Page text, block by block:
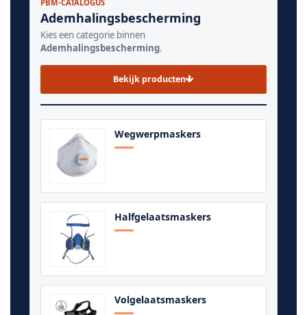
PBM-CATALOGUS
Ademhalingsbescherming
Kies een categorie binnen
Ademhalingsbescherming.
Bekijk producten
Wegwerpmaskers
Halfgelaatsmaskers
Volgelaatsmaskers